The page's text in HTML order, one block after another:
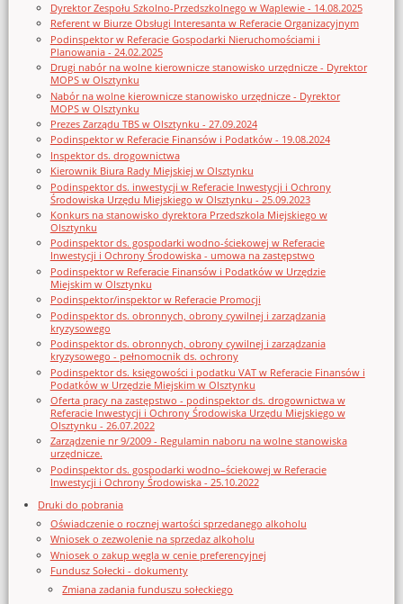
Dyrektor Zespołu Szkolno-Przedszkolnego w Waplewie - 14.08.2025
Referent w Biurze Obsługi Interesanta w Referacie Organizacyjnym
Podinspektor w Referacie Gospodarki Nieruchomościami i
Planowania - 24.02.2025
Drugi nabór na wolne kierownicze stanowisko urzędnicze - Dyrektor
MOPS w Olsztynku
Nabór na wolne kierownicze stanowisko urzędnicze - Dyrektor
MOPS w Olsztynku
Prezes Zarządu TBS w Olsztynku - 27.09.2024
Podinspektor w Referacie Finansów i Podatków - 19.08.2024
Inspektor ds. drogownictwa
Kierownik Biura Rady Miejskiej w Olsztynku
Podinspektor ds. inwestycji w Referacie Inwestycji i Ochrony
Środowiska Urzędu Miejskiego w Olsztynku - 25.09.2023
Konkurs na stanowisko dyrektora Przedszkola Miejskiego w
Olsztynku
Podinspektor ds. gospodarki wodno-ściekowej w Referacie
Inwestycji i Ochrony Środowiska - umowa na zastępstwo
Podinspektor w Referacie Finansów i Podatków w Urzędzie
Miejskim w Olsztynku
Podinspektor/inspektor w Referacie Promocji
Podinspektor ds. obronnych, obrony cywilnej i zarządzania
kryzysowego
Podinspektor ds. obronnych, obrony cywilnej i zarządzania
kryzysowego - pełnomocnik ds. ochrony
Podinspektor ds. księgowości i podatku VAT w Referacie Finansów i
Podatków w Urzędzie Miejskim w Olsztynku
Oferta pracy na zastępstwo - podinspektor ds. drogownictwa w
Referacie Inwestycji i Ochrony Środowiska Urzędu Miejskiego w
Olsztynku - 26.07.2022
Zarządzenie nr 9/2009 - Regulamin naboru na wolne stanowiska
urzędnicze.
Podinspektor ds. gospodarki wodno–ściekowej w Referacie
Inwestycji i Ochrony Środowiska - 25.10.2022
Druki do pobrania
Oświadczenie o rocznej wartości sprzedanego alkoholu
Wniosek o zezwolenie na sprzedaz alkoholu
Wniosek o zakup węgla w cenie preferencyjnej
Fundusz Sołecki - dokumenty
Zmiana zadania funduszu sołeckiego